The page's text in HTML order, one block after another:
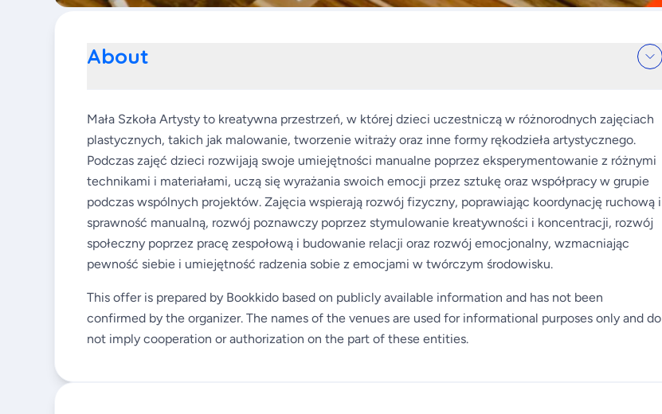
About
Mała Szkoła Artysty to kreatywna przestrzeń, w której dzieci uczestniczą w różnorodnych zajęciach
plastycznych, takich jak malowanie, tworzenie witraży oraz inne formy rękodzieła artystycznego.
Podczas zajęć dzieci rozwijają swoje umiejętności manualne poprzez eksperymentowanie z różnymi
technikami i materiałami, uczą się wyrażania swoich emocji przez sztukę oraz współpracy w grupie
podczas wspólnych projektów. Zajęcia wspierają rozwój fizyczny, poprawiając koordynację ruchową i
sprawność manualną, rozwój poznawczy poprzez stymulowanie kreatywności i koncentracji, rozwój
społeczny poprzez pracę zespołową i budowanie relacji oraz rozwój emocjonalny, wzmacniając
pewność siebie i umiejętność radzenia sobie z emocjami w twórczym środowisku.
This offer is prepared by Bookkido based on publicly available information and has not been
confirmed by the organizer. The names of the venues are used for informational purposes only and do
not imply cooperation or authorization on the part of these entities.